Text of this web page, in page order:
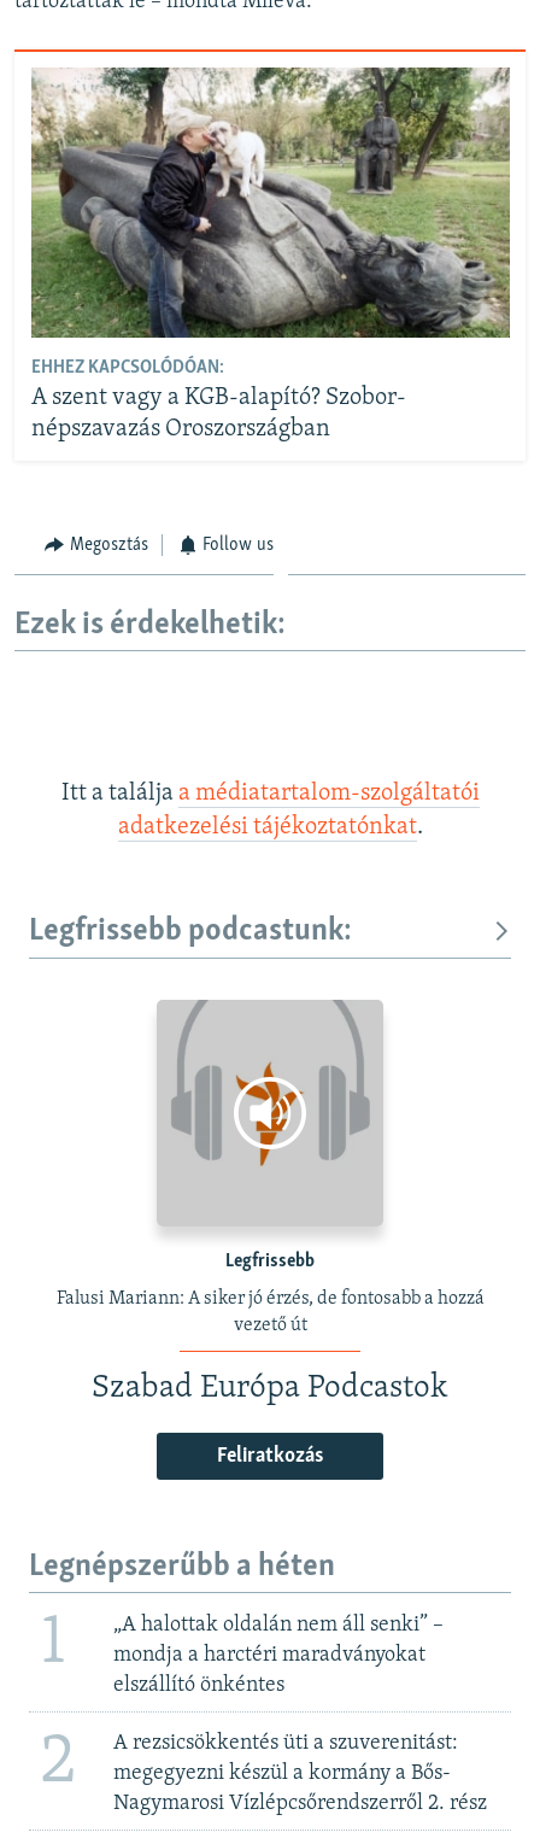
EHHEZ KAPCSOLÓDÓAN:
A szent vagy a KGB-alapító? Szobor-
népszavazás Oroszországban
Megosztás Follow us
Ezek is érdekelhetik:
Itt a találja a médiatartalom-szolgáltatói
adatkezelési tájékoztatónkat.
Legfrissebb podcastunk:
Legfrissebb
Falusi Mariann: A siker jó érzés, de fontosabb a hozzá
vezető út
Szabad Európa Podcastok
Feliratkozás
Legnépszerűbb a héten
1
„A halottak oldalán nem áll senki” –
mondja a harctéri maradványokat
elszállító önkéntes
2
A rezsicsökkentés üti a szuverenitást:
megegyezni készül a kormány a Bős-
Nagymarosi Vízlépcsőrendszerről 2. rész